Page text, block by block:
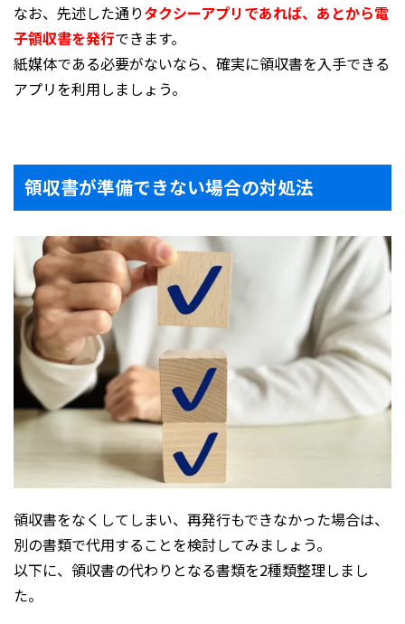
なお、先述した通りタクシーアプリであれば、あとから電
子領収書を発行できます。
紙媒体である必要がないなら、確実に領収書を入手できる
アプリを利用しましょう。
領収書が準備できない場合の対処法
領収書をなくしてしまい、再発行もできなかった場合は、
別の書類で代用することを検討してみましょう。
以下に、領収書の代わりとなる書類を2種類整理しまし
た。